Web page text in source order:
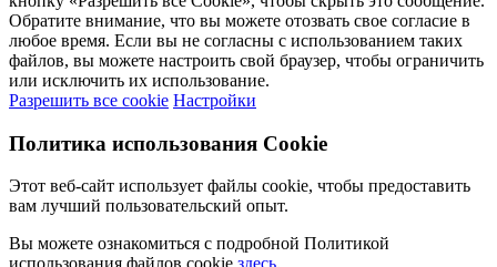
Обратите внимание, что вы можете отозвать свое согласие в
любое время. Если вы не согласны с использованием таких
файлов, вы можете настроить свой браузер, чтобы ограничить
или исключить их использование.
Разрешить все cookie Настройки
Политика использования Cookie
Этот веб-сайт использует файлы cookie, чтобы предоставить
вам лучший пользовательский опыт.
Вы можете ознакомиться с подробной Политикой